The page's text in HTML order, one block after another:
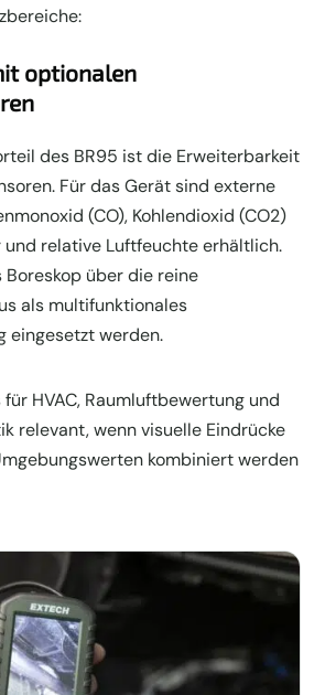
optionalen
des BR95 ist die Erweiterbarkeit
Für das Gerät sind externe
(CO), Kohlendioxid (CO2)
und relative Luftfeuchte erhältlich.
Boreskop über die reine
als multifunktionales
eingesetzt werden.
HVAC, Raumluftbewertung und
relevant, wenn visuelle Eindrücke
kombiniert werden